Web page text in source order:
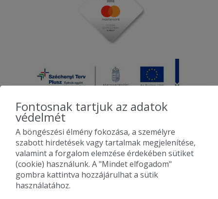
2010-2026 Copyright - Falatozz.hu - Diston-line Kft.
Pizza, gyros, hamburger, menük kedvező áron, egy helyen az összes
étterem ajánlata.
Fontosnak tartjuk az adatok
védelmét
A böngészési élmény fokozása, a személyre
szabott hirdetések vagy tartalmak megjelenítése,
valamint a forgalom elemzése érdekében sütiket
(cookie) használunk. A "Mindet elfogadom"
gombra kattintva hozzájárulhat a sütik
használatához.